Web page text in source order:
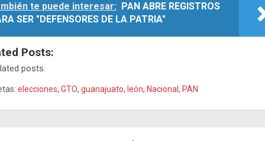
te puede interesar: PAN ABRE REGISTROS
SER "DEFENSORES DE LA PATRIA"
Posts:
posts.
elecciones, GTO, guanajuato, león, Nacional , PAN